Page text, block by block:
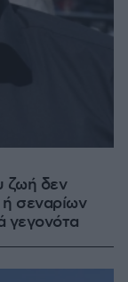
ζωή δεν
ή σεναρίων
γεγονότα